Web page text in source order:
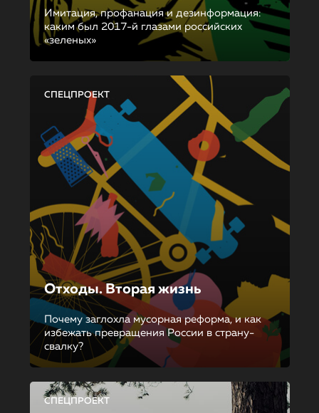
Имитация, профанация и дезинформация:
каким был 2017-й глазами российских
«зеленых»
СПЕЦПРОЕКТ
Отходы. Вторая жизнь
Почему заглохла мусорная реформа, и как
избежать превращения России в страну-
свалку?
СПЕЦПРОЕКТ